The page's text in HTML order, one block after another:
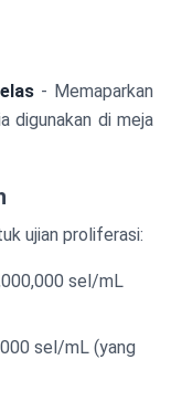
- Memaparkan
digunakan di meja
ujian proliferasi:
sel/mL
sel/mL (yang